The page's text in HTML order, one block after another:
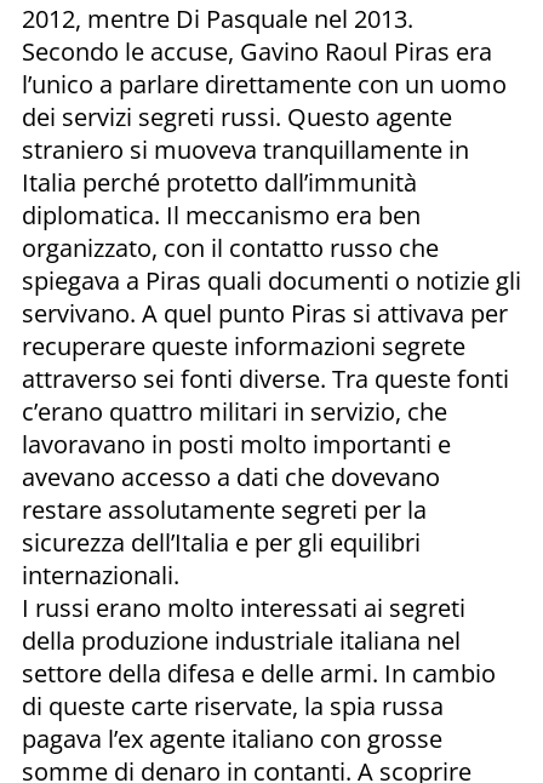
2012, mentre Di Pasquale nel 2013.
Secondo le accuse, Gavino Raoul Piras era
l’unico a parlare direttamente con un uomo
dei servizi segreti russi. Questo agente
straniero si muoveva tranquillamente in
Italia perché protetto dall’immunità
diplomatica. Il meccanismo era ben
organizzato, con il contatto russo che
spiegava a Piras quali documenti o notizie gli
servivano. A quel punto Piras si attivava per
recuperare queste informazioni segrete
attraverso sei fonti diverse. Tra queste fonti
c’erano quattro militari in servizio, che
lavoravano in posti molto importanti e
avevano accesso a dati che dovevano
restare assolutamente segreti per la
sicurezza dell’Italia e per gli equilibri
internazionali.
I russi erano molto interessati ai segreti
della produzione industriale italiana nel
settore della difesa e delle armi. In cambio
di queste carte riservate, la spia russa
pagava l’ex agente italiano con grosse
somme di denaro in contanti. A scoprire